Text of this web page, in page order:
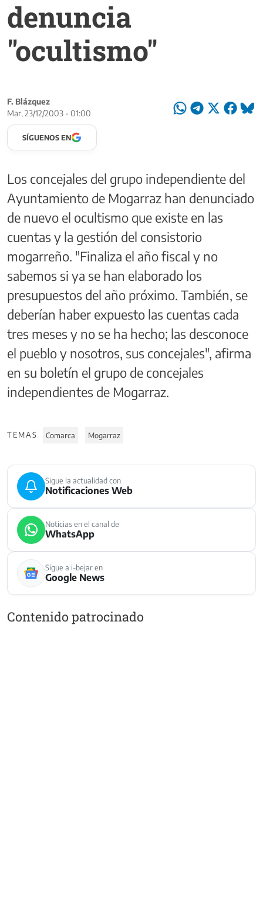
denuncia
"ocultismo"
F. Blázquez
Mar, 23/12/2003 - 01:00
SÍGUENOS EN
Los concejales del grupo independiente del
Ayuntamiento de Mogarraz han denunciado
de nuevo el ocultismo que existe en las
cuentas y la gestión del consistorio
mogarreño. "Finaliza el año fiscal y no
sabemos si ya se han elaborado los
presupuestos del año próximo. También, se
deberían haber expuesto las cuentas cada
tres meses y no se ha hecho; las desconoce
el pueblo y nosotros, sus concejales", afirma
en su boletín el grupo de concejales
independientes de Mogarraz.
TEMAS Comarca Mogarraz
Sigue la actualidad con
Notificaciones Web
Noticias en el canal de
WhatsApp
Sigue a i-bejar en
Google News
Contenido patrocinado